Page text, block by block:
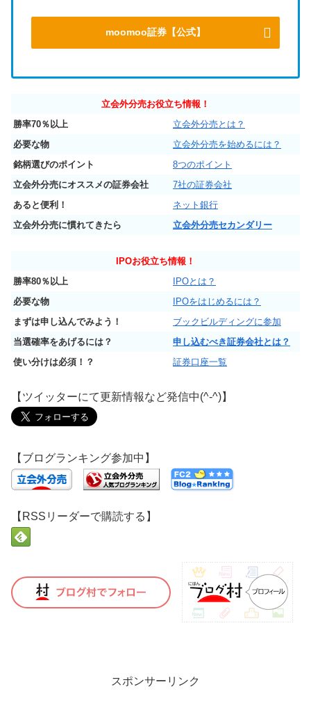
moomoo証券【公式】
立会外分売お役立ち情報！
勝率70％以上
立会外分売とは？
必要な物
立会外分売を始めるには？
銘柄選びのポイント
8つのポイント
立会外分売にオススメの証券会社
7社の証券会社
あると便利！
ネット銀行
立会外分売に慣れてきたら
立会外分売セカンダリー
IPOお役立ち情報！
勝率80％以上
IPOとは？
必要な物
IPOをはじめるには？
まずは申し込んでみよう！
ブックビルディングに参加
当選確率をあげるには？
申し込むべき証券会社とは？
使い分けは必須！？
証券口座一覧
【ツイッターにて更新情報など発信中(^-^)】
【ブログランキング参加中】
【RSSリーダーで購読する】
スポンサーリンク